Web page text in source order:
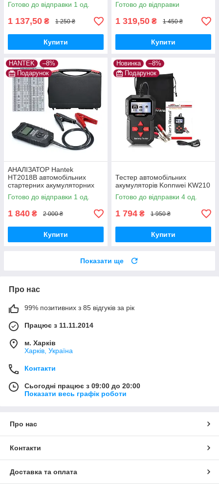
Готово до відправки 1 од.
1 137,50 ₴ 1 250 ₴
Купити
Готово до відправки
1 319,50 ₴ 1 450 ₴
Купити
HANTEK
–8%
Подарунок
АНАЛІЗАТОР Hantek
HT2018B автомобільних
стартерних акумуляторних
батарей, тесторі АКБ
Готово до відправки 1 од.
1 840 ₴ 2 000 ₴
Купити
Новинка
–8%
Подарунок
Тестер автомобільних
акумуляторів Konnwei KW210
Готово до відправки 4 од.
1 794 ₴ 1 950 ₴
Купити
Показати ще
Про нас
99% позитивних з 85 відгуків за рік
Працює з 11.11.2014
м. Харків
Харків, Україна
Контакти
Сьогодні працює з 09:00 до 20:00
Показати весь графік роботи
Про нас
Контакти
Доставка та оплата